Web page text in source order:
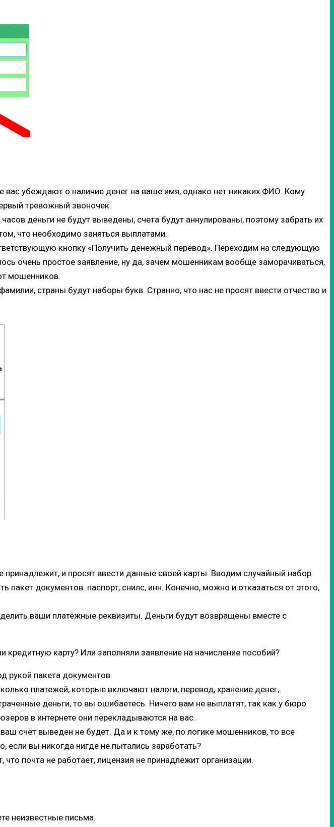
вас убеждают о наличие денег на ваше имя, однако нет никаких ФИО. Кому
тревожный звоночек.
деньги не будут выведены, счета будут аннулированы, поэтому забрать их
что необходимо заняться выплатами.
кнопку «Получить денежный перевод». Переходим на следующую
очень простое заявление, ну да, зачем мошенникам вообще заморачиваться,
мошенников.
страны будут наборы букв. Странно, что нас не просят ввести отчество и
и просят ввести данные своей карты. Вводим случайный набор
документов: паспорт, снилс, инн. Конечно, можно и отказаться от этого,
ваши платёжные реквизиты. Деньги будут возвращены вместе с
карту? Или заполняли заявление на начисление пособий?
рукой пакета документов.
платежей, которые включают налоги, перевод, хранение денег,
деньги, то вы ошибаетесь. Ничего вам не выплатят, так как у бюро
в интернете они перекладываются на вас.
счёт выведен не будет. Да и к тому же, по логике мошенников, то все
если вы никогда нигде не пытались заработать?
почта не работает, лицензия не принадлежит организации.
неизвестные письма.